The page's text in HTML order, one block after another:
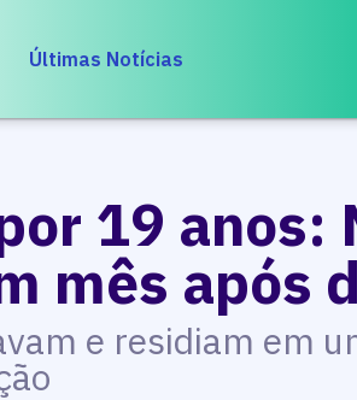
Últimas Notícias
19 anos:
mês após
e residiam em